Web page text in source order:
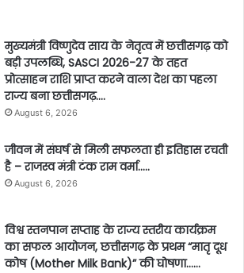
मुख्यमंत्री विष्णुदेव साय के नेतृत्व में छत्तीसगढ़ को
बड़ी उपलब्धि, SASCI 2026-27 के तहत
प्रोत्साहन राशि प्राप्त करने वाला देश का पहला
राज्य बना छत्तीसगढ़….
August 6, 2026
जीवन में संघर्ष से मिली सफलता ही इतिहास रचती
है – राजस्व मंत्री टंक राम वर्मा…..
August 6, 2026
विश्व स्तनपान सप्ताह के राज्य स्तरीय कार्यक्रम
का सफल आयोजन, छत्तीसगढ़ के प्रथम “मातृ दूध
कोष (Mother Milk Bank)” की घोषणा……